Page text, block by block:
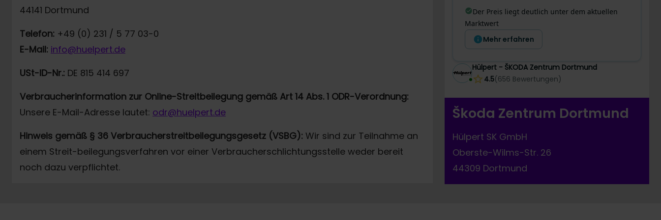
44141 Dortmund
Telefon: +49 (0) 231 / 5 77 03-0
E-Mail: info@huelpert.de
USt-ID-Nr.: DE 815 414 697
Verbraucherinformation zur Online-Streitbeilegung gemäß Art 14 Abs. 1 ODR-Verordnung:
Unsere E-Mail-Adresse lautet: odr@huelpert.de
Hinweis gemäß § 36 Verbraucherstreitbeilegungsgesetz (VSBG): Wir sind zur Teilnahme an
einem Streit-beilegungsverfahren vor einer Verbraucherschlichtungsstelle weder bereit
noch dazu verpflichtet.
Der Preis liegt deutlich unter dem aktuellen
Marktwert
Mehr erfahren
Hülpert - ŠKODA Zentrum Dortmund
4.5(656 Bewertungen)
Škoda Zentrum Dortmund
Hülpert SK GmbH
Oberste-Wilms-Str. 26
44309 Dortmund